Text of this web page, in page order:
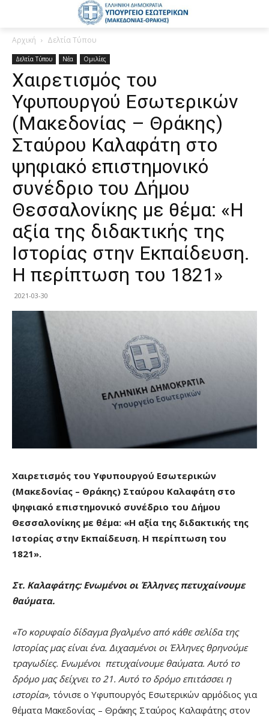
Αρχική Δελτία Τύπου
Δελτία Τύπου Νέα Ομιλίες
Χαιρετισμός του
Υφυπουργού Εσωτερικών
(Μακεδονίας – Θράκης)
Σταύρου Καλαφάτη στο
ψηφιακό επιστημονικό
συνέδριο του Δήμου
Θεσσαλονίκης με θέμα: «Η
αξία της διδακτικής της
Ιστορίας στην Εκπαίδευση.
Η περίπτωση του 1821»
2021-03-30
Χαιρετισμός του Υφυπουργού Εσωτερικών
(Μακεδονίας – Θράκης) Σταύρου Καλαφάτη στο
ψηφιακό επιστημονικό συνέδριο του Δήμου
Θεσσαλονίκης με θέμα: «Η αξία της διδακτικής της
Ιστορίας στην Εκπαίδευση. Η περίπτωση του
1821».
Στ. Καλαφάτης: Ενωμένοι οι Έλληνες πετυχαίνουμε
θαύματα.
«Το κορυφαίο δίδαγμα βγαλμένο από κάθε σελίδα της
Ιστορίας μας είναι ένα. Διχασμένοι οι Έλληνες θρηνούμε
τραγωδίες. Ενωμένοι πετυχαίνουμε θαύματα. Αυτό το
δρόμο μας δείχνει το 21. Αυτό το δρόμο επιτάσσει η
ιστορία», τόνισε ο Υφυπουργός Εσωτερικών αρμόδιος για
θέματα Μακεδονίας – Θράκης Σταύρος Καλαφάτης στον